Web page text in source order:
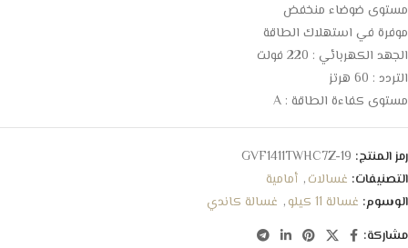
مستوى ضوضاء منخفض
موفرة في استهلاك الطاقة
الجهد الكهربائي : 220 فولت
التردد : 60 هرتز
مستوى كفاءة الطاقة : A
رمز المنتج: GVF1411TWHC7Z-19
التصنيفات: غسالات, أمامية
الوسوم: غسالة 11 كيلو , غسالة كاندي
مشاركة: